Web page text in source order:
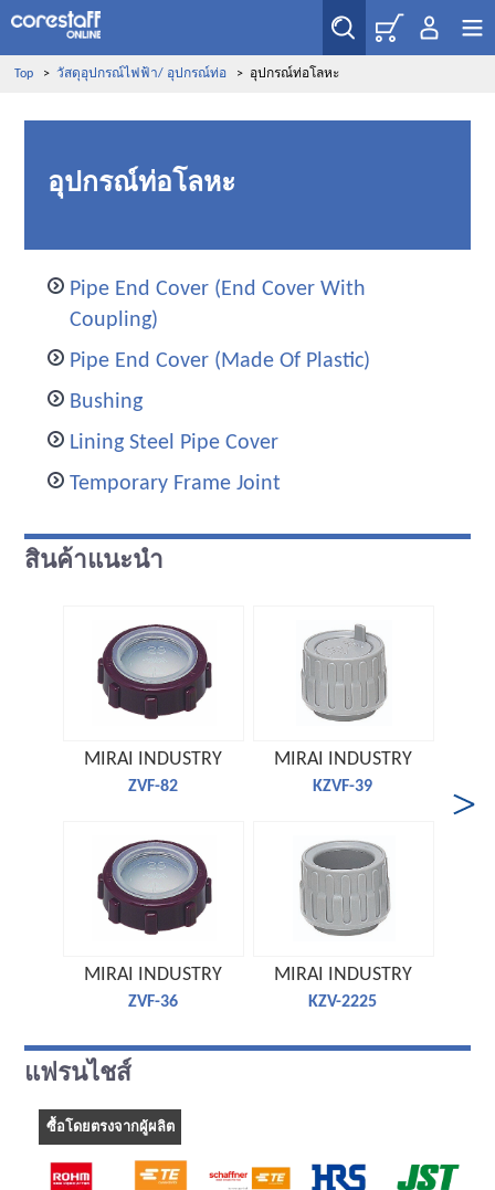
Top > วัสดุอุปกรณ์ไฟฟ้า/ อุปกรณ์ท่อ> อุปกรณ์ท่อโลหะ
อุปกรณ์ท่อโลหะ
Pipe End Cover (End Cover With
Coupling)
Pipe End Cover (Made Of Plastic)
Bushing
Lining Steel Pipe Cover
Temporary Frame Joint
สินค้าแนะนำ
MIRAI INDUSTRY
ZVF-82
MIRAI INDUSTRY
ZVF-36
MIRAI INDUSTRY
KZVF-39
MIRAI INDUSTRY
KZV-2225
แฟรนไชส์
ซื้อโดยตรงจากผู้ผลิต